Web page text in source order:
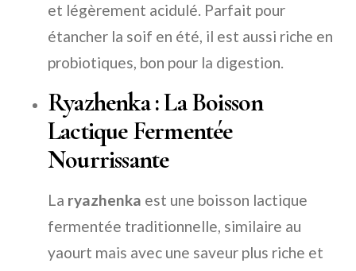
et légèrement acidulé. Parfait pour
étancher la soif en été, il est aussi riche en
probiotiques, bon pour la digestion.
Ryazhenka : La Boisson
Lactique Fermentée
Nourrissante
La ryazhenka est une boisson lactique
fermentée traditionnelle, similaire au
yaourt mais avec une saveur plus riche et